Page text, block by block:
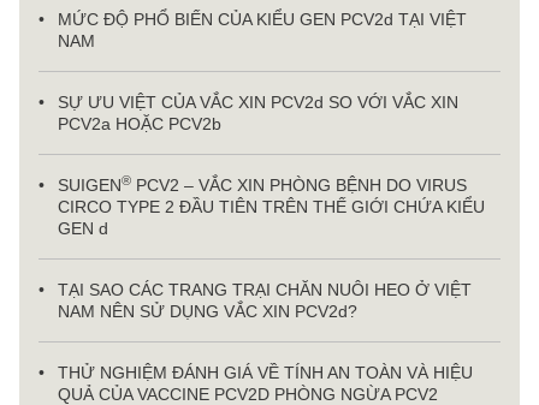
MỨC ĐỘ PHỔ BIẾN CỦA KIỂU GEN PCV2d TẠI VIỆT
NAM
SỰ ƯU VIỆT CỦA VẮC XIN PCV2d SO VỚI VẮC XIN
PCV2a HOẶC PCV2b
SUIGEN® PCV2 – VẮC XIN PHÒNG BỆNH DO VIRUS
CIRCO TYPE 2 ĐẦU TIÊN TRÊN THẾ GIỚI CHỨA KIỂU
GEN d
TẠI SAO CÁC TRANG TRẠI CHĂN NUÔI HEO Ở VIỆT
NAM NÊN SỬ DỤNG VẮC XIN PCV2d?
THỬ NGHIỆM ĐÁNH GIÁ VỀ TÍNH AN TOÀN VÀ HIỆU
QUẢ CỦA VACCINE PCV2D PHÒNG NGỪA PCV2